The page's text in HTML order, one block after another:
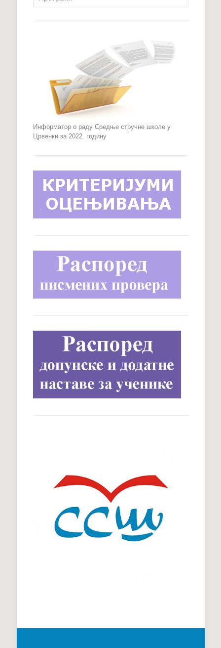
Информатор о раду Средње стручне школе у
Црвенки за 2022. годину